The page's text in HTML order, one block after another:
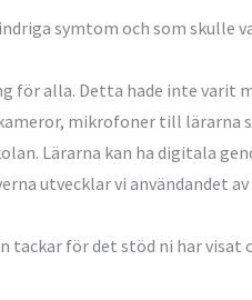
symtom och som skulle
för alla. Detta hade inte varit
mikrofoner till lärarna
Lärarna kan ha digitala
utvecklar vi användandet
tackar för det stöd ni har